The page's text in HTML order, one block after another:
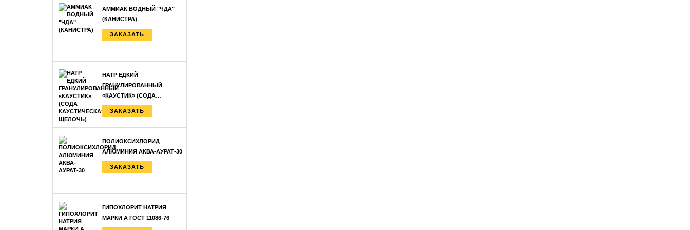
АММИАК ВОДНЫЙ "ЧДА"
(КАНИСТРА)
ЗАКАЗАТЬ
НАТР ЕДКИЙ
ГРАНУЛИРОВАННЫЙ
«КАУСТИК» (СОДА…
ЗАКАЗАТЬ
ПОЛИОКСИХЛОРИД
АЛЮМИНИЯ АКВА-АУРАТ-30
ЗАКАЗАТЬ
ГИПОХЛОРИТ НАТРИЯ
МАРКИ А ГОСТ 11086-76